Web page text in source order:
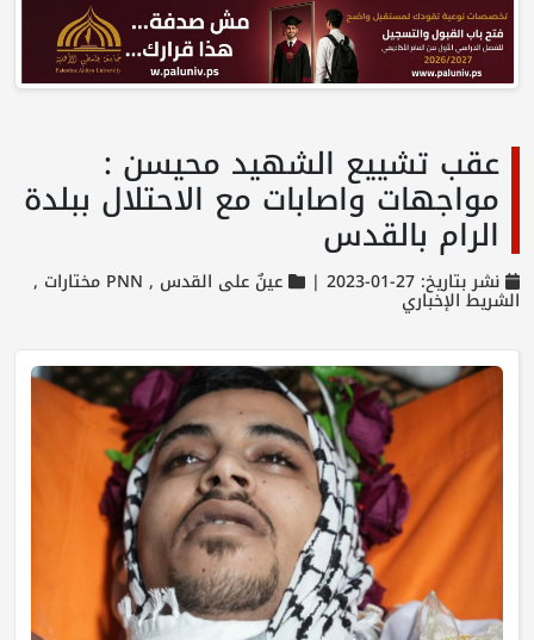
عقب تشييع الشهيد محيسن :
مواجهات واصابات مع الاحتلال ببلدة
الرام بالقدس
نشر بتاريخ: 27-01-2023 | عينٌ على القدس , PNN مختارات ,
الشريط الإخباري